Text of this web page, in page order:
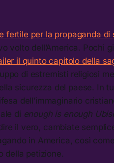
fertile per la propaganda
volto dell’America. Pochi
il quinto capitolo della
di estremisti religiosi
sicurezza del paese. In
dell’immaginario
di enough is enough
il vero, cambiate
in America, così
della petizione.